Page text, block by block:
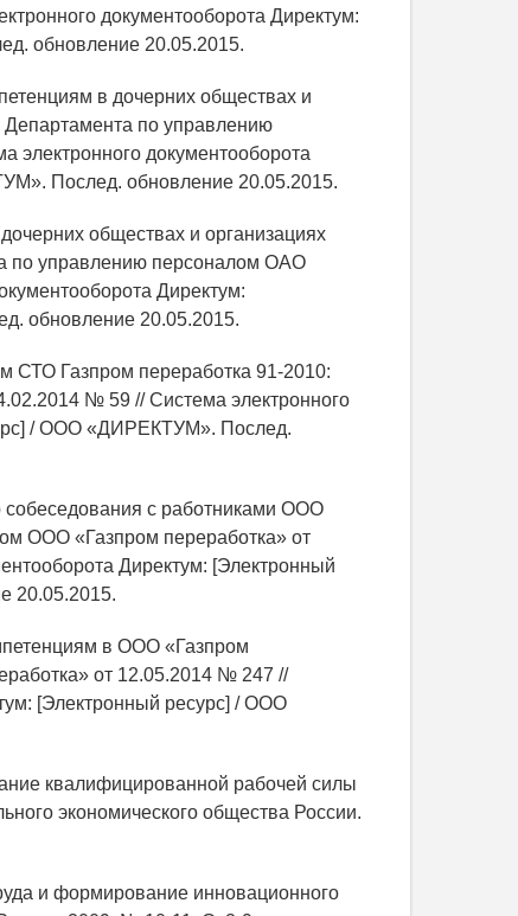
документооборота Директум:
обновление 20.05.2015.
в дочерних обществах и
по управлению
электронного документооборота
Послед. обновление 20.05.2015.
обществах и организациях
по управлению персоналом ОАО
Директум:
обновление 20.05.2015.
СТО Газпром переработка 91-2010:
№ 59 // Система электронного
/ ООО «ДИРЕКТУМ». Послед.
с работниками ООО
ООО «Газпром переработка» от
Директум: [Электронный
20.05.2015.
в ООО «Газпром
от 12.05.2014 № 247 //
[Электронный ресурс] / ООО
квалифицированной рабочей силы
экономического общества России.
и формирование инновационного